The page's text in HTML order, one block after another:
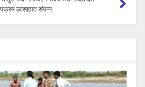
उपक्रम उत्साहात संपन्न.